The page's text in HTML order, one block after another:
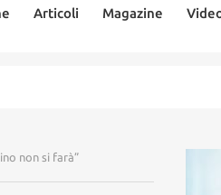
Articoli Magazine
non si farà”